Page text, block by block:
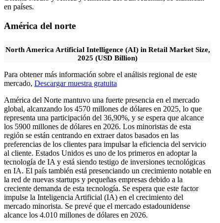
en países.
América del norte
North America Artificial Intelligence (AI) in Retail Market Size,
2025 (USD Billion)
Para obtener más información sobre el análisis regional de este
mercado, Descargar muestra gratuita
América del Norte mantuvo una fuerte presencia en el mercado
global, alcanzando los 4570 millones de dólares en 2025, lo que
representa una participación del 36,90%, y se espera que alcance
los 5900 millones de dólares en 2026. Los minoristas de esta
región se están centrando en extraer datos basados ​​en las
preferencias de los clientes para impulsar la eficiencia del servicio
al cliente. Estados Unidos es uno de los primeros en adoptar la
tecnología de IA y está siendo testigo de inversiones tecnológicas
en IA. El país también está presenciando un crecimiento notable en
la red de nuevas startups y pequeñas empresas debido a la
creciente demanda de esta tecnología. Se espera que este factor
impulse la Inteligencia Artificial (IA) en el crecimiento del
mercado minorista. Se prevé que el mercado estadounidense
alcance los 4.010 millones de dólares en 2026.